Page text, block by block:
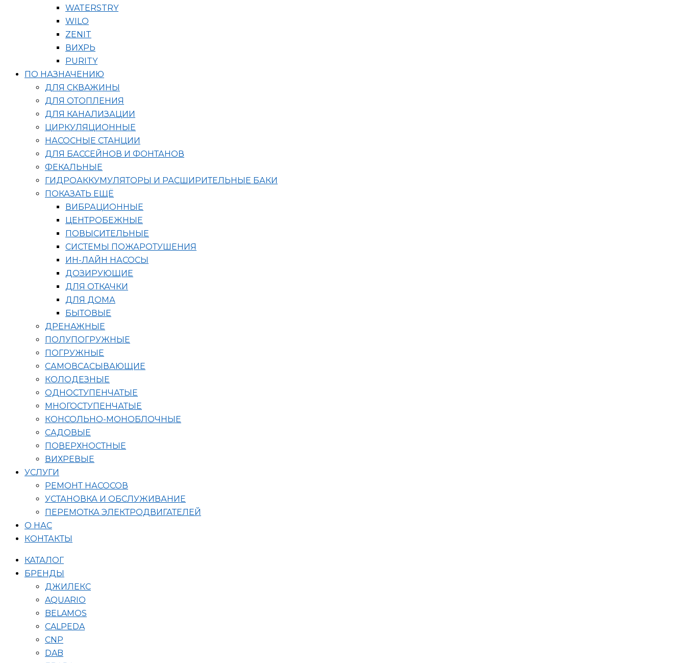
WATERSTRY
WILO
ZENIT
ВИХРЬ
PURITY
ПО НАЗНАЧЕНИЮ
ДЛЯ СКВАЖИНЫ
ДЛЯ ОТОПЛЕНИЯ
ДЛЯ КАНАЛИЗАЦИИ
ЦИРКУЛЯЦИОННЫЕ
НАСОСНЫЕ СТАНЦИИ
ДЛЯ БАССЕЙНОВ И ФОНТАНОВ
ФЕКАЛЬНЫЕ
ГИДРОАККУМУЛЯТОРЫ И РАСШИРИТЕЛЬНЫЕ БАКИ
ПОКАЗАТЬ ЕЩЁ
ВИБРАЦИОННЫЕ
ЦЕНТРОБЕЖНЫЕ
ПОВЫСИТЕЛЬНЫЕ
СИСТЕМЫ ПОЖАРОТУШЕНИЯ
ИН-ЛАЙН НАСОСЫ
ДОЗИРУЮЩИЕ
ДЛЯ ОТКАЧКИ
ДЛЯ ДОМА
БЫТОВЫЕ
ДРЕНАЖНЫЕ
ПОЛУПОГРУЖНЫЕ
ПОГРУЖНЫЕ
САМОВСАСЫВАЮЩИЕ
КОЛОДЕЗНЫЕ
ОДНОСТУПЕНЧАТЫЕ
МНОГОСТУПЕНЧАТЫЕ
КОНСОЛЬНО-МОНОБЛОЧНЫЕ
САДОВЫЕ
ПОВЕРХНОСТНЫЕ
ВИХРЕВЫЕ
УСЛУГИ
РЕМОНТ НАСОСОВ
УСТАНОВКА И ОБСЛУЖИВАНИЕ
ПЕРЕМОТКА ЭЛЕКТРОДВИГАТЕЛЕЙ
О НАС
КОНТАКТЫ
КАТАЛОГ
БРЕНДЫ
ДЖИЛЕКС
AQUARIO
BELAMOS
CALPEDA
CNP
DAB